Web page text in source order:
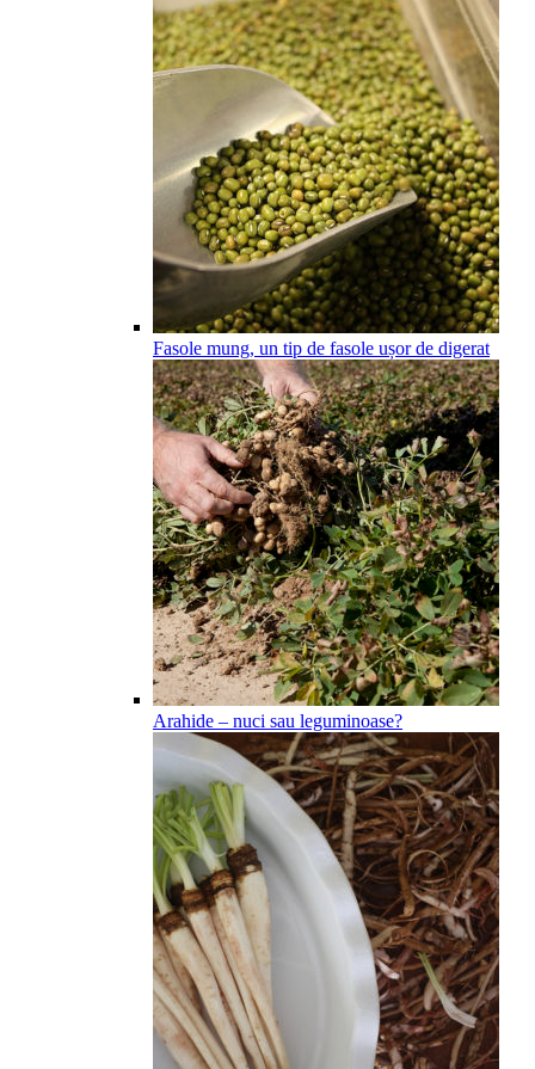
Fasole mung, un tip de fasole ușor de digerat
Arahide – nuci sau leguminoase?